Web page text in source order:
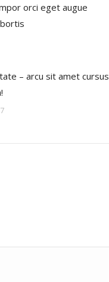
orci eget augue
– arcu sit amet cursus